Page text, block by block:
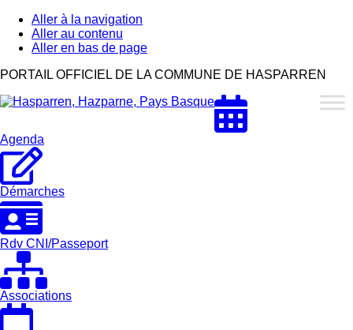
Aller à la navigation
Aller au contenu
Aller en bas de page
Hasparren,
Pays
PORTAIL OFFICIEL DE LA COMMUNE DE HASPARREN
Agenda
Démarches
Rdv CNI/Passeport
Associations